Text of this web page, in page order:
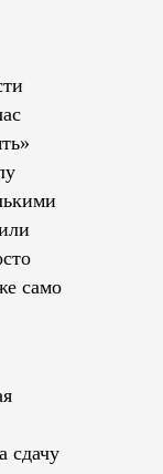
само
сдачу